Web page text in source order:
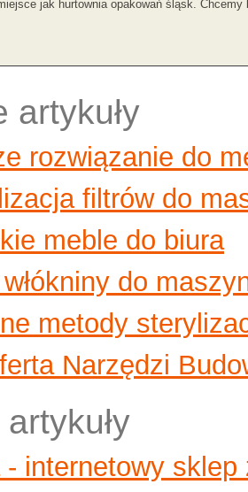
jak hurtownia opakowań śląsk. Chcemy
artykuły
rozwiązanie do
filtrów do
meble do biura
do
metody
Narzędzi
- internetowy